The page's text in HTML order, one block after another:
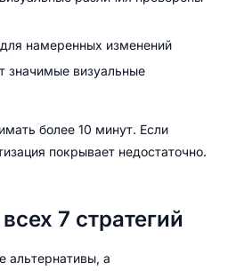
намеренных изменений
значимые визуальные
более 10 минут. Если
покрывает недостаточно.
7 стратегий
альтернативы, а